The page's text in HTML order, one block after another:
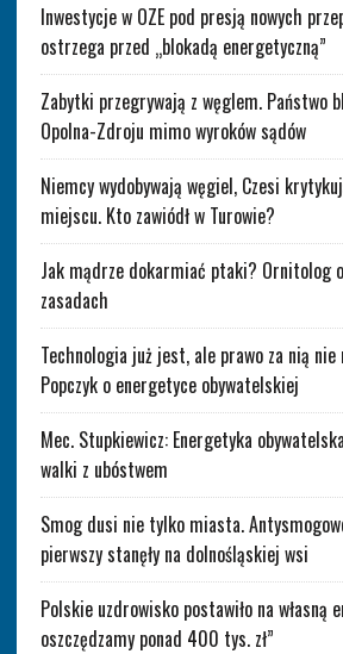
Inwestycje w OZE pod presją nowych
ostrzega przed „blokadą energetyczną”
Zabytki przegrywają z węglem. Państwo
Opolna-Zdroju mimo wyroków sądów
Niemcy wydobywają węgiel, Czesi
miejscu. Kto zawiódł w Turowie?
Jak mądrze dokarmiać ptaki? Ornitolog
zasadach
Technologia już jest, ale prawo za nią nie
Popczyk o energetyce obywatelskiej
Mec. Stupkiewicz: Energetyka
walki z ubóstwem
Smog dusi nie tylko miasta.
pierwszy stanęły na dolnośląskiej wsi
Polskie uzdrowisko postawiło na własną
oszczędzamy ponad 400 tys. zł”